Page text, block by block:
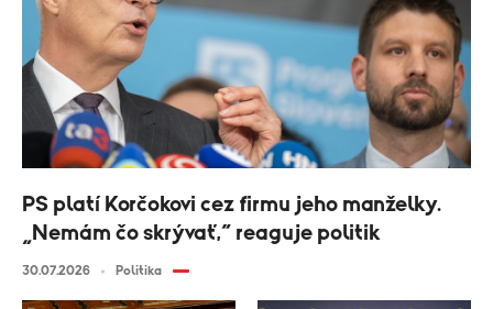
PS platí Korčokovi cez firmu jeho manželky.
„Nemám čo skrývať,“ reaguje politik
30.07.2026 Politika